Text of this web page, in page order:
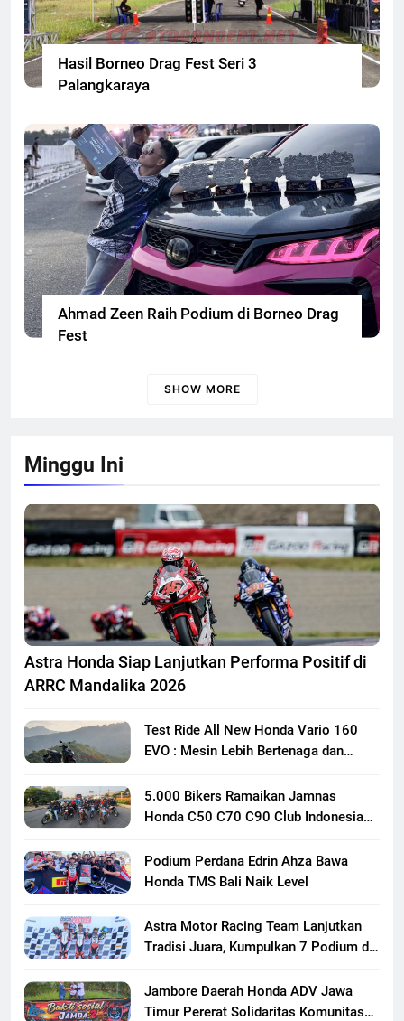
Hasil Borneo Drag Fest Seri 3
Palangkaraya
Ahmad Zeen Raih Podium di Borneo Drag
Fest
SHOW MORE
Minggu Ini
Astra Honda Siap Lanjutkan Performa Positif di
ARRC Mandalika 2026
Test Ride All New Honda Vario 160
EVO : Mesin Lebih Bertenaga dan
5.000 Bikers Ramaikan Jamnas
Honda C50 C70 C90 Club Indonesia
Persaudaraan Pecinta Motor Klasik
Honda
Podium Perdana Edrin Ahza Bawa
Honda TMS Bali Naik Level
Astra Motor Racing Team Lanjutkan
Tradisi Juara, Kumpulkan 7 Podium di
Jambore Daerah Honda ADV Jawa
Timur Pererat Solidaritas Komunitas